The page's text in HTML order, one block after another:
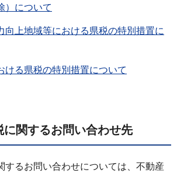
）について
向上地域等における県税の特別措置に
ける県税の特別措置について
に関するお問い合わせ先
るお問い合わせについては、不動産